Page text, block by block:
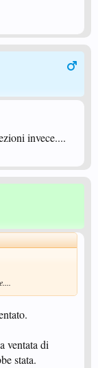
invece....
ventata di
stata.